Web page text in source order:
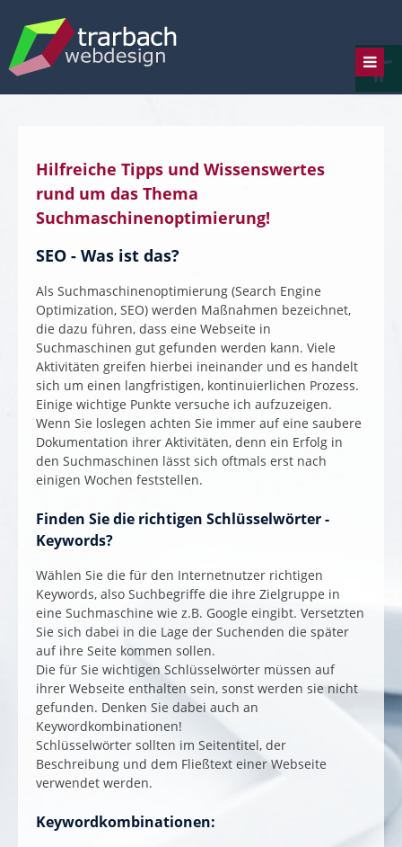
content
Hilfreiche Tipps und Wissenswertes
rund um das Thema
Suchmaschinenoptimierung!
SEO - Was ist das?
Als Suchmaschinenoptimierung (Search Engine
Optimization, SEO) werden Maßnahmen bezeichnet,
die dazu führen, dass eine Webseite in
Suchmaschinen gut gefunden werden kann. Viele
Aktivitäten greifen hierbei ineinander und es handelt
sich um einen langfristigen, kontinuierlichen Prozess.
Einige wichtige Punkte versuche ich aufzuzeigen.
Wenn Sie loslegen achten Sie immer auf eine saubere
Dokumentation ihrer Aktivitäten, denn ein Erfolg in
den Suchmaschinen lässt sich oftmals erst nach
einigen Wochen feststellen.
Finden Sie die richtigen Schlüsselwörter -
Keywords?
Wählen Sie die für den Internetnutzer richtigen
Keywords, also Suchbegriffe die ihre Zielgruppe in
eine Suchmaschine wie z.B. Google eingibt. Versetzten
Sie sich dabei in die Lage der Suchenden die später
auf ihre Seite kommen sollen.
Die für Sie wichtigen Schlüsselwörter müssen auf
ihrer Webseite enthalten sein, sonst werden sie nicht
gefunden. Denken Sie dabei auch an
Keywordkombinationen!
Schlüsselwörter sollten im Seitentitel, der
Beschreibung und dem Fließtext einer Webseite
verwendet werden.
Keywordkombinationen: